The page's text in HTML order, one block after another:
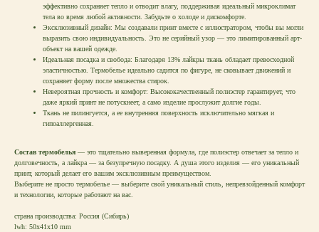
эффективно сохраняет тепло и отводит влагу, поддерживая идеальный микроклимат
тела во время любой активности. Забудьте о холоде и дискомфорте.
Эксклюзивный дизайн: Мы создавали принт вместе с иллюстратором, чтобы вы могли
выразить свою индивидуальность. Это не серийный узор — это лимитированный арт-
объект на вашей одежде.
Идеальная посадка и свобода: Благодаря 13% лайкры ткань обладает превосходной
эластичностью. Термобелье идеально садится по фигуре, не сковывает движений и
сохраняет форму после множества стирок.
Невероятная прочность и комфорт: Высококачественный полиэстер гарантирует, что
даже яркий принт не потускнеет, а само изделие прослужит долгие годы.
Ткань не пилингуется, а ее внутренняя поверхность исключительно мягкая и
гипоаллергенная.
Состав термобелья — это тщательно выверенная формула, где полиэстер отвечает за тепло и
долговечность, а лайкра — за безупречную посадку. А душа этого изделия — его уникальный
принт, который делает его вашим эксклюзивным преимуществом.
Выберите не просто термобелье — выберите свой уникальный стиль, непревзойденный комфорт
и технологии, которые работают на вас.
страна производства: Россия (Сибирь)
lwh: 50x41x10 mm